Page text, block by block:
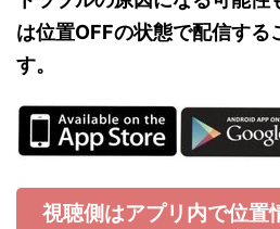
は位置OFFの状態で配信する
す。
視聴側はアプリ内で位置